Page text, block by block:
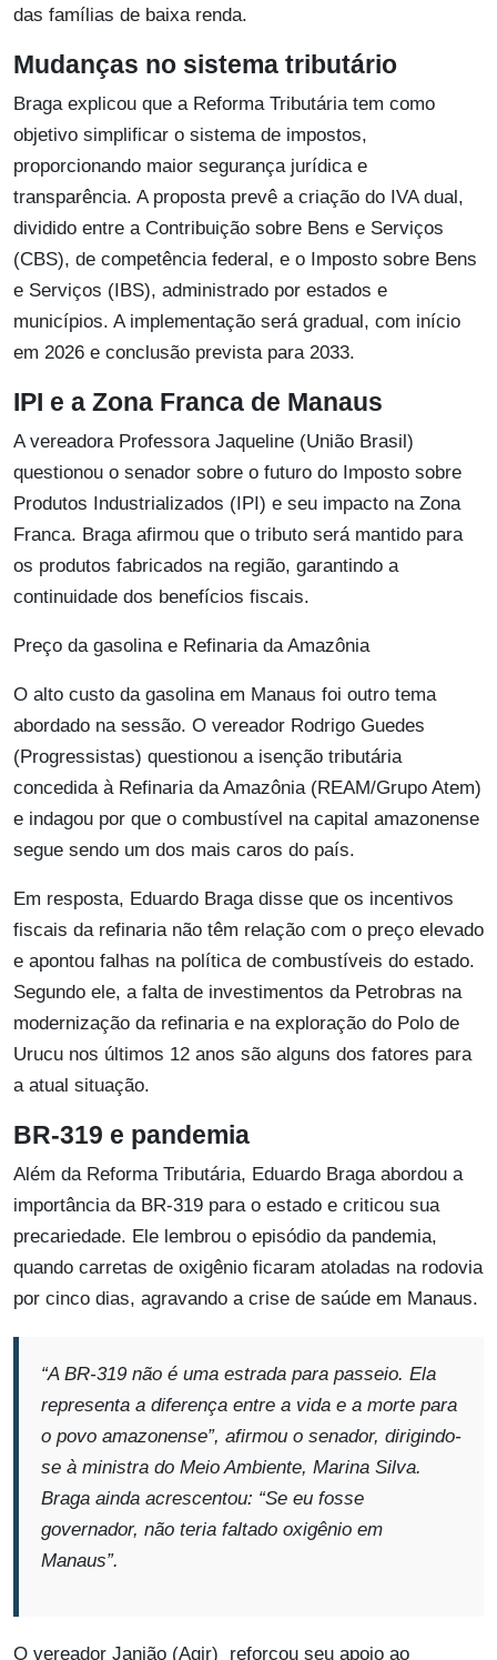
das famílias de baixa renda.
Mudanças no sistema tributário
Braga explicou que a Reforma Tributária tem como
objetivo simplificar o sistema de impostos,
proporcionando maior segurança jurídica e
transparência. A proposta prevê a criação do IVA dual,
dividido entre a Contribuição sobre Bens e Serviços
(CBS), de competência federal, e o Imposto sobre Bens
e Serviços (IBS), administrado por estados e
municípios. A implementação será gradual, com início
em 2026 e conclusão prevista para 2033.
IPI e a Zona Franca de Manaus
A vereadora Professora Jaqueline (União Brasil)
questionou o senador sobre o futuro do Imposto sobre
Produtos Industrializados (IPI) e seu impacto na Zona
Franca. Braga afirmou que o tributo será mantido para
os produtos fabricados na região, garantindo a
continuidade dos benefícios fiscais.
Preço da gasolina e Refinaria da Amazônia
O alto custo da gasolina em Manaus foi outro tema
abordado na sessão. O vereador Rodrigo Guedes
(Progressistas) questionou a isenção tributária
concedida à Refinaria da Amazônia (REAM/Grupo Atem)
e indagou por que o combustível na capital amazonense
segue sendo um dos mais caros do país.
Em resposta, Eduardo Braga disse que os incentivos
fiscais da refinaria não têm relação com o preço elevado
e apontou falhas na política de combustíveis do estado.
Segundo ele, a falta de investimentos da Petrobras na
modernização da refinaria e na exploração do Polo de
Urucu nos últimos 12 anos são alguns dos fatores para
a atual situação.
BR-319 e pandemia
Além da Reforma Tributária, Eduardo Braga abordou a
importância da BR-319 para o estado e criticou sua
precariedade. Ele lembrou o episódio da pandemia,
quando carretas de oxigênio ficaram atoladas na rodovia
por cinco dias, agravando a crise de saúde em Manaus.
“A BR-319 não é uma estrada para passeio. Ela
representa a diferença entre a vida e a morte para
o povo amazonense”, afirmou o senador, dirigindo-
se à ministra do Meio Ambiente, Marina Silva.
Braga ainda acrescentou: “Se eu fosse
governador, não teria faltado oxigênio em
Manaus”.
O vereador Janjão (Agir) reforçou seu apoio ao